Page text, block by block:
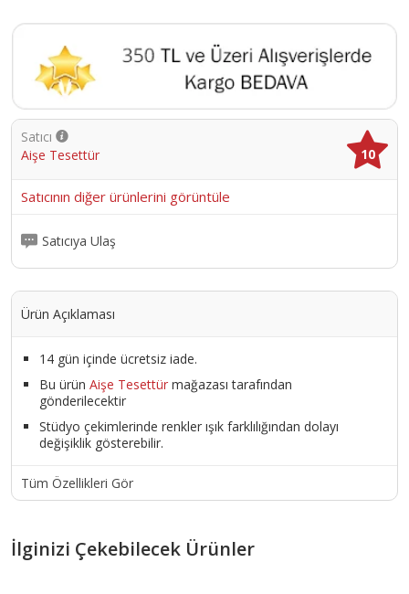
Satıcı
Aişe Tesettür
10
Satıcının diğer ürünlerini görüntüle
Satıcıya Ulaş
Ürün Açıklaması
14 gün içinde ücretsiz iade.
Bu ürün Aişe Tesettür mağazası tarafından
gönderilecektir
Stüdyo çekimlerinde renkler ışık farklılığından dolayı
değişiklik gösterebilir.
Tüm Özellikleri Gör
İlginizi Çekebilecek Ürünler